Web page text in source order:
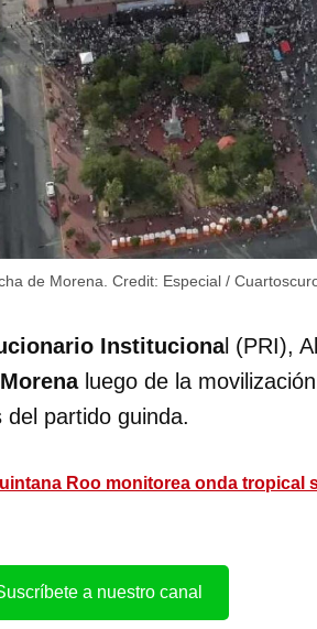
de Morena. Credit: Especial /
Institucional (PRI),
luego de la
partido guinda.
Roo monitorea onda tropical
a nuestro canal